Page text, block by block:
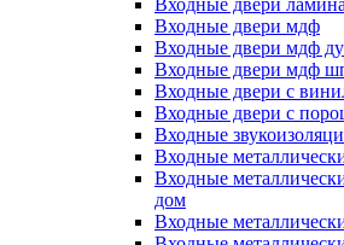
Входные двери
Входные двери мдф
Входные двери мдф
Входные двери мдф
Входные двери с
Входные двери с
Входные
Входные
Входные
дом
Входные